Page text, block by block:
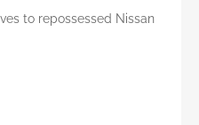
to repossessed Nissan